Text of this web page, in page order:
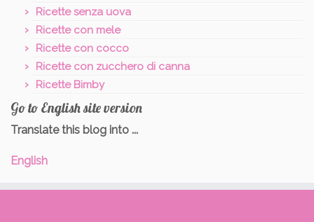
Ricette senza uova
Ricette con mele
Ricette con cocco
Ricette con zucchero di canna
Ricette Bimby
Go to English site version
Translate this blog into ...
English